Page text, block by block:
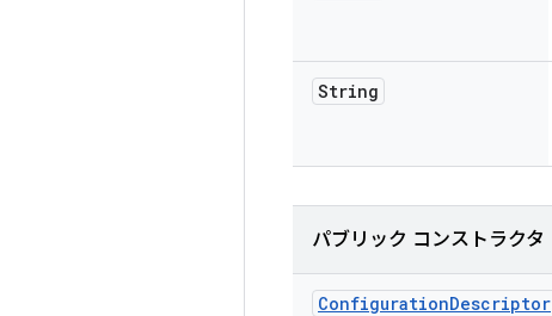
String
パブリック コンストラクタ
ConfigurationDescriptor